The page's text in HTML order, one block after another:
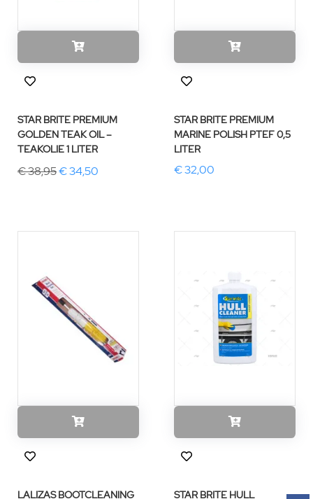
STAR BRITE PREMIUM
GOLDEN TEAK OIL –
TEAKOLIE 1 LITER
€ 38,95€ 34,50
STAR BRITE PREMIUM
MARINE POLISH PTEF 0,5
LITER
€ 32,00
LALIZAS BOOTCLEANING STAR BRITE HULL